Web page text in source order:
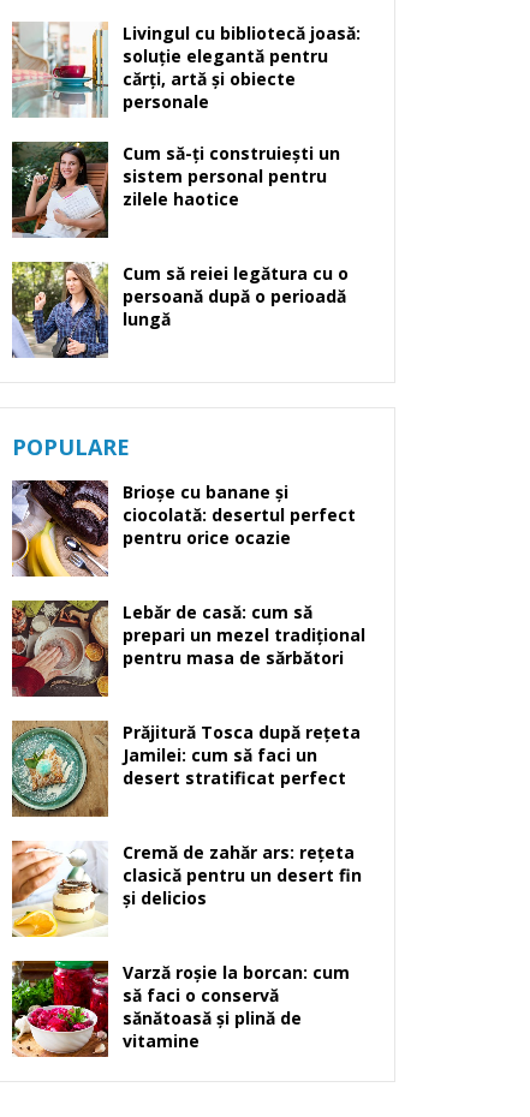
Livingul cu bibliotecă joasă:
soluție elegantă pentru
cărți, artă și obiecte
personale
Cum să-ți construiești un
sistem personal pentru
zilele haotice
Cum să reiei legătura cu o
persoană după o perioadă
lungă
POPULARE
Brioșe cu banane și
ciocolată: desertul perfect
pentru orice ocazie
Lebăr de casă: cum să
prepari un mezel tradițional
pentru masa de sărbători
Prăjitură Tosca după rețeta
Jamilei: cum să faci un
desert stratificat perfect
Cremă de zahăr ars: rețeta
clasică pentru un desert fin
și delicios
Varză roșie la borcan: cum
să faci o conservă
sănătoasă și plină de
vitamine